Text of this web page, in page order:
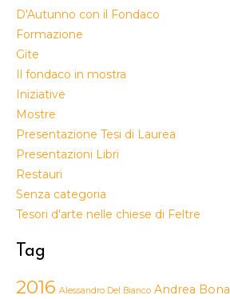
D'Autunno con il Fondaco
Formazione
Gite
Il fondaco in mostra
Iniziative
Mostre
Presentazione Tesi di Laurea
Presentazioni Libri
Restauri
Senza categoria
Tesori d'arte nelle chiese di Feltre
Tag
2016 Alessandro Del Bianco Andrea Bona